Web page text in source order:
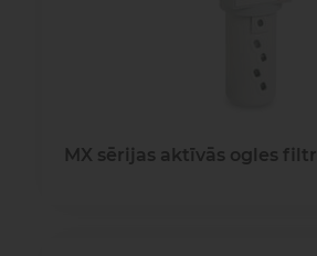
MX sērijas aktīvās ogles filtri